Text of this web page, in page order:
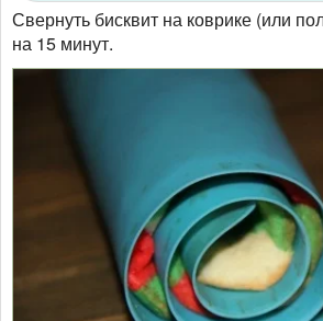
Свернуть бисквит на коврике (или
на 15 минут.